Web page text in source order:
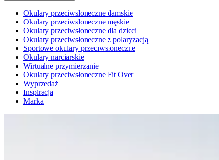
Okulary przeciwsłoneczne damskie
Okulary przeciwsłoneczne męskie
Okulary przeciwsłoneczne dla dzieci
Okulary przeciwsłoneczne z polaryzacją
Sportowe okulary przeciwsłoneczne
Okulary narciarskie
Wirtualne przymierzanie
Okulary przeciwsłoneczne Fit Over
Wyprzedaż
Inspiracja
Marka